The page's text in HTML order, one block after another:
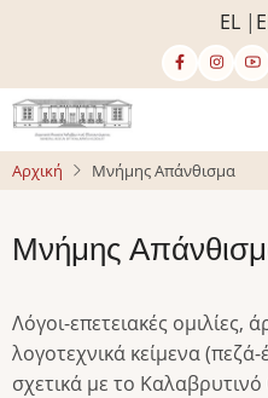
κυρίως
περιεχόμενο
EL
Αρχική Μνήμης Απάνθισμα
Μνήμης
Λόγοι-επετειακές ομιλίες,
λογοτεχνικά κείμενα
σχετικά με το